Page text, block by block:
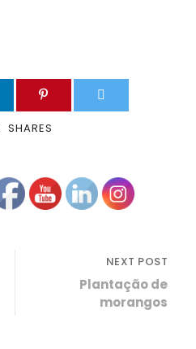
SHARES
NEXT POST
Plantação de
morangos